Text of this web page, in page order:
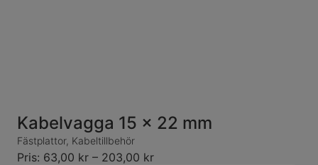
Kabelvagga 15 x 22 mm
Fästplattor, Kabeltillbehör
Pris: 63,00 kr – 203,00 kr